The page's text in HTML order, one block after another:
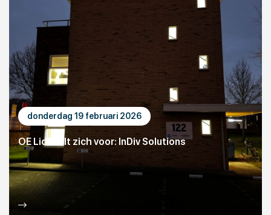
donderdag 19 februari 2026
OE Lid stelt zich voor: InDiv Solutions